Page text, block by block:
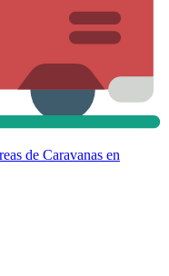
de Caravanas en